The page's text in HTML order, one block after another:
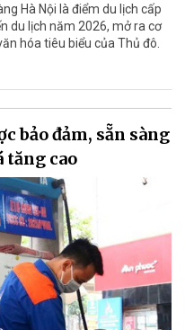
Hà Nội là điểm du lịch cấp
du lịch năm 2026, mở ra cơ
hóa tiêu biểu của Thủ đô.
bảo đảm, sẵn sàng
cao